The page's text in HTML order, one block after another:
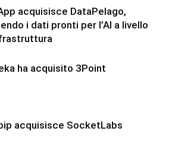
acquisisce DataPelago,
i dati pronti per l’AI a livello
ha acquisito 3Point
acquisisce SocketLabs